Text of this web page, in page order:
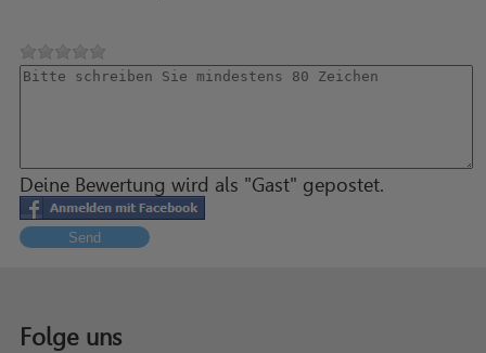
Deine Bewertung wird als "Gast" gepostet.
Send
Folge uns